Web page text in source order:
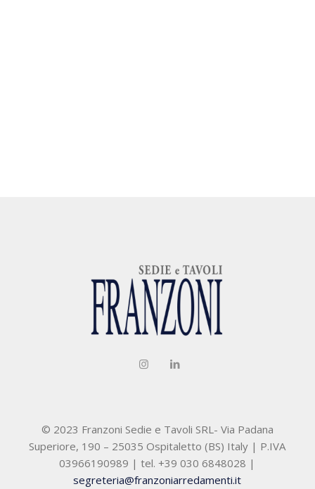
© 2023 Franzoni Sedie e Tavoli SRL- Via Padana
Superiore, 190 – 25035 Ospitaletto (BS) Italy | P.IVA
03966190989 | tel. +39 030 6848028 |
segreteria@franzoniarredamenti.it